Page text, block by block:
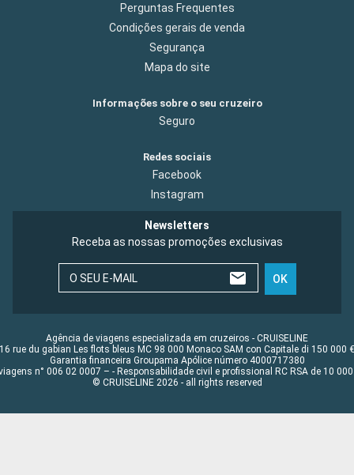
Perguntas Frequentes
Condições gerais de venda
Segurança
Mapa do site
Informações sobre o seu cruzeiro
Seguro
Redes sociais
Facebook
Instagram
Newsletters
Receba as nossas promoções exclusivas
O SEU E-MAIL OK
Agência de viagens especializada em cruzeiros - CRUISELINE
16 rue du gabian Les flots bleus MC 98 000 Monaco SAM con Capitale di 150 000 €
Garantia financeira Groupama Apólice número 4000717380
n° 006 02 0007 – - Responsabilidade civil e profissional RC RSA de 10 000
© CRUISELINE 2026 - all rights reserved